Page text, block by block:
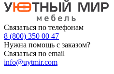
Связаться по телефонам
8 (800) 350 00 47
Нужна помощь с заказом?
Связаться по email
info@uytmir.com